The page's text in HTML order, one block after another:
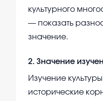
культурного
— показать
значение.
2. Значение
Изучение
исторические